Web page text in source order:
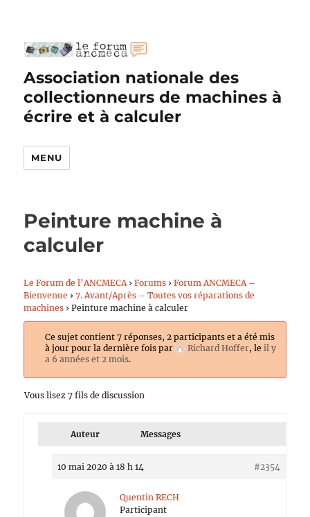
Association nationale des
collectionneurs de machines à
écrire et à calculer
MENU
Peinture machine à
calculer
Le Forum de l’ANCMECA › Forums › Forum ANCMECA –
Bienvenue › 7. Avant/Après – Toutes vos réparations de
machines › Peinture machine à calculer
Ce sujet contient 7 réponses, 2 participants et a été mis
à jour pour la dernière fois par
Richard Hoffer, le il y
a 6 années et 2 mois.
Vous lisez 7 fils de discussion
Auteur Messages
10 mai 2020 à 18 h 14 #2354
Quentin RECH
Participant